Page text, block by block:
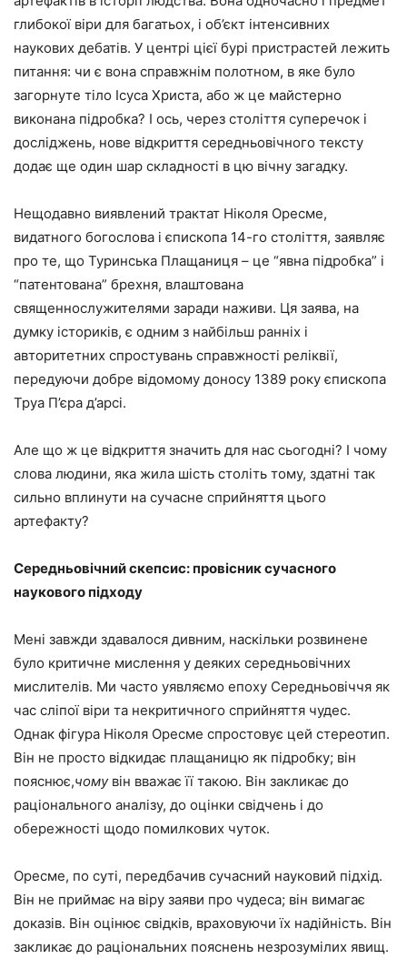
глибокої віри для багатьох, і об’єкт інтенсивних
наукових дебатів. У центрі цієї бурі пристрастей лежить
питання: чи є вона справжнім полотном, в яке було
загорнуте тіло Ісуса Христа, або ж це майстерно
виконана підробка? І ось, через століття суперечок і
досліджень, нове відкриття середньовічного тексту
додає ще один шар складності в цю вічну загадку.
Нещодавно виявлений трактат Ніколя Оресме,
видатного богослова і єпископа 14-го століття, заявляє
про те, що Туринська Плащаниця – це “явна підробка” і
“патентована” брехня, влаштована
священнослужителями заради наживи. Ця заява, на
думку істориків, є одним з найбільш ранніх і
авторитетних спростувань справжності реліквії,
передуючи добре відомому доносу 1389 року єпископа
Труа П’єра д’арсі.
Але що ж це відкриття значить для нас сьогодні? І чому
слова людини, яка жила шість століть тому, здатні так
сильно вплинути на сучасне сприйняття цього
артефакту?
Середньовічний скепсис: провісник сучасного
наукового підходу
Мені завжди здавалося дивним, наскільки розвинене
було критичне мислення у деяких середньовічних
мислителів. Ми часто уявляємо епоху Середньовіччя як
час сліпої віри та некритичного сприйняття чудес.
Однак фігура Ніколя Оресме спростовує цей стереотип.
Він не просто відкидає плащаницю як підробку; він
пояснює,чомувін вважає її такою. Він закликає до
раціонального аналізу, до оцінки свідчень і до
обережності щодо помилкових чуток.
Оресме, по суті, передбачив сучасний науковий підхід.
Він не приймає на віру заяви про чудеса; він вимагає
доказів. Він оцінює свідків, враховуючи їх надійність. Він
закликає до раціональних пояснень незрозумілих явищ.